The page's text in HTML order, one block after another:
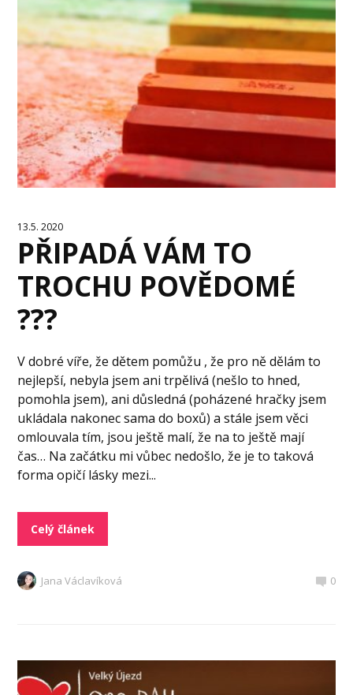
13.5. 2020
PŘIPADÁ VÁM TO
TROCHU POVĚDOMÉ
???
V dobré víře, že dětem pomůžu , že pro ně dělám to
nejlepší, nebyla jsem ani trpělivá (nešlo to hned,
pomohla jsem), ani důsledná (poházené hračky jsem
ukládala nakonec sama do boxů) a stále jsem věci
omlouvala tím, jsou ještě malí, že na to ještě mají
čas… Na začátku mi vůbec nedošlo, že je to taková
forma opičí lásky mezi...
Celý článek
Jana Václavíková 0